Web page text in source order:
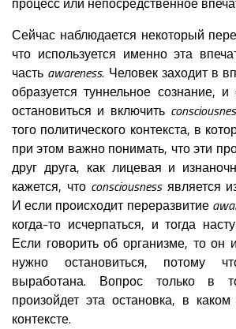
Сейчас наблюдается некоторый
что используется именно эта
часть awareness. Человек заходит в
образуется туннельное сознание,
остановиться и включить
того политического контекста, в
при этом важно понимать, что эти
друг друга, как лицевая и
кажется, что consciousnessявляется
И если происходит переразвитие
когда-то исчерпаться, и тогда
Если говорить об организме, то он
нужно остановиться, потому
выработана. Вопрос только в
произойдет эта остановка, в
контексте.